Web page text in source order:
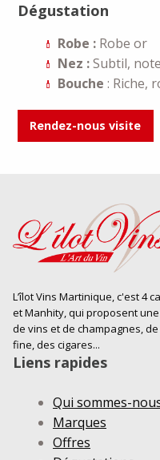
Dégustation
Robe : Robe or
Nez :Subtil,
Bouche : Riche,
Rendez-nous visite
L’îlot Vins Martinique, c'est 4
et Manhity, qui proposent
de vins et de champagnes,
fine, des cigares...
Liens rapides
Qui sommes-
Marques
Offres